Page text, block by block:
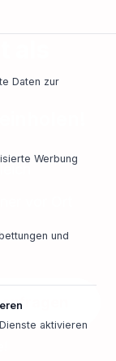
Daten zur
Werbung
und
aktivieren